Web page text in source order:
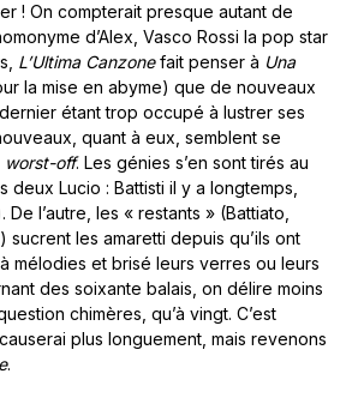
! On compterait presque autant de
d’Alex, Vasco Rossi la pop star
L’Ultima Canzonefait penser à Una
la mise en abyme) que de nouveaux
étant trop occupé à lustrer ses
quant à eux, semblent se
worst-off. Les génies s’en sont tirés au
deux Lucio : Battisti il y a longtemps,
l’autre, les « restants » (Battiato,
sucrent les amaretti depuis qu’ils ont
mélodies et brisé leurs verres ou leurs
des soixante balais, on délire moins
chimères, qu’à vingt. C’est
plus longuement, mais revenons
.